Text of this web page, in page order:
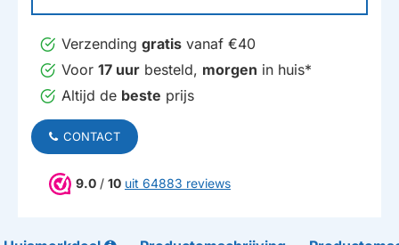
Verzending gratis vanaf €40
Voor 17 uur besteld, morgen in huis*
Altijd de beste prijs
CONTACT
9.0 / 10 uit 64883 reviews